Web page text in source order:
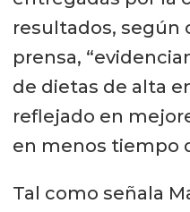
resultados, según
prensa,
de dietas de alta
reflejado en
en menos tiempo
Tal como señala